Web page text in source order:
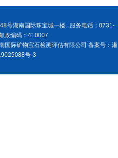
号湖南国际珠宝城一楼 服务电话：0731-
政编码：410007
际矿物宝石检测评估有限公司 备案号：湘
号-3